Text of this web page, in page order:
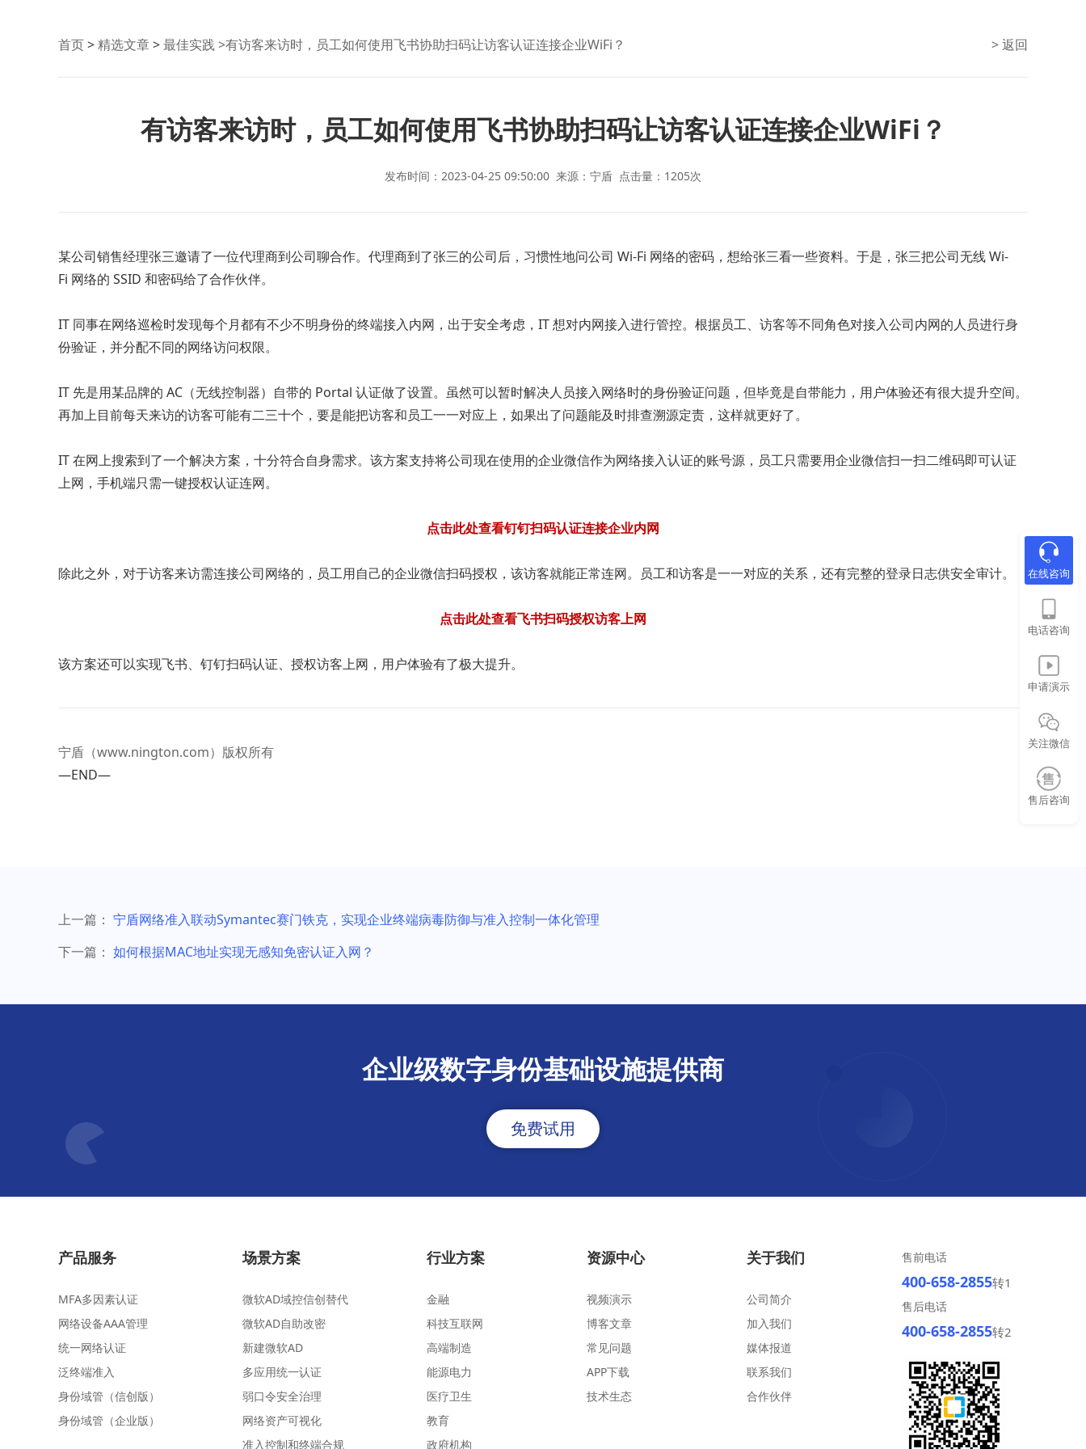
> 返回
首页>精选文章>最佳实践>有访客来访时，员工如何使用飞书协助扫码让访客认证连接企业WiFi？
有访客来访时，员工如何使用飞书协助扫码让访客认证连接企业WiFi？
发布时间：2023-04-25 09:50:00 来源：宁盾 点击量： 1205次
某公司销售经理张三邀请了一位代理商到公司聊合作。代理商到了张三的公司后，习惯性地问公司 Wi-Fi 网络的密码，想给张三看一些资料。于是，张三把公司无线 Wi-
Fi 网络的 SSID 和密码给了合作伙伴。
IT 同事在网络巡检时发现每个月都有不少不明身份的终端接入内网，出于安全考虑，IT 想对内网接入进行管控。根据员工、访客等不同角色对接入公司内网的人员进行身
份验证，并分配不同的网络访问权限。
IT 先是用某品牌的 AC（无线控制器）自带的 Portal 认证做了设置。虽然可以暂时解决人员接入网络时的身份验证问题，但毕竟是自带能力，用户体验还有很大提升空间。
再加上目前每天来访的访客可能有二三十个，要是能把访客和员工一一对应上，如果出了问题能及时排查溯源定责，这样就更好了。
IT 在网上搜索到了一个解决方案，十分符合自身需求。该方案支持将公司现在使用的企业微信作为网络接入认证的账号源，员工只需要用企业微信扫一扫二维码即可认证
上网，手机端只需一键授权认证连网。
点击此处查看钉钉扫码认证连接企业内网
除此之外，对于访客来访需连接公司网络的，员工用自己的企业微信扫码授权，该访客就能正常连网。员工和访客是一一对应的关系，还有完整的登录日志供安全审计。
点击此处查看飞书扫码授权访客上网
该方案还可以实现飞书、钉钉扫码认证、授权访客上网，用户体验有了极大提升。
宁盾（www.nington.com）版权所有
—END—
上一篇： 宁盾网络准入联动Symantec赛门铁克，实现企业终端病毒防御与准入控制一体化管理
下一篇： 如何根据MAC地址实现无感知免密认证入网？
企业级数字身份基础设施提供商
免费试用
产品服务
MFA多因素认证
网络设备AAA管理
统一网络认证
泛终端准入
身份域管（信创版）
身份域管（企业版）
场景方案
微软AD域控信创替代
微软AD自助改密
新建微软AD
多应用统一认证
弱口令安全治理
网络资产可视化
准入控制和终端合规
行业方案
金融
科技互联网
高端制造
能源电力
医疗卫生
教育
政府机构
资源中心
视频演示
博客文章
常见问题
APP下载
技术生态
关于我们
公司简介
加入我们
媒体报道
联系我们
合作伙伴
售前电话
400-658-2855转1
售后电话
400-658-2855转2
在线咨询
电话咨询
申请演示
关注微信
售后咨询